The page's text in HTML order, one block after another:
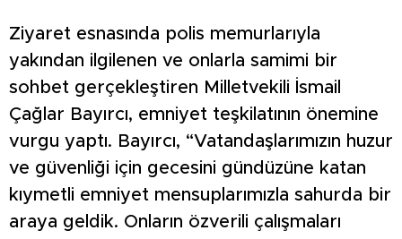
Ziyaret esnasında polis memurlarıyla
yakından ilgilenen ve onlarla samimi bir
sohbet gerçekleştiren Milletvekili İsmail
Çağlar Bayırcı, emniyet teşkilatının önemine
vurgu yaptı. Bayırcı, “Vatandaşlarımızın huzur
ve güvenliği için gecesini gündüzüne katan
kıymetli emniyet mensuplarımızla sahurda bir
araya geldik. Onların özverili çalışmaları